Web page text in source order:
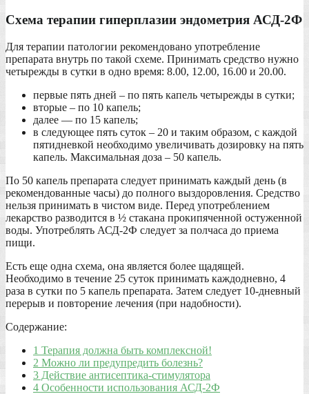
Схема терапии гиперплазии эндометрия АСД-2Ф
Для терапии патологии рекомендовано употребление
препарата внутрь по такой схеме. Принимать средство нужно
четырежды в сутки в одно время: 8.00, 12.00, 16.00 и 20.00.
первые пять дней – по пять капель четырежды в сутки;
вторые – по 10 капель;
далее — по 15 капель;
в следующее пять суток – 20 и таким образом, с каждой
пятидневкой необходимо увеличивать дозировку на пять
капель. Максимальная доза – 50 капель.
По 50 капель препарата следует принимать каждый день (в
рекомендованные часы) до полного выздоровления. Средство
нельзя принимать в чистом виде. Перед употреблением
лекарство разводится в ½ стакана прокипяченной остуженной
воды. Употреблять АСД-2Ф следует за полчаса до приема
пищи.
Есть еще одна схема, она является более щадящей.
Необходимо в течение 25 суток принимать каждодневно, 4
раза в сутки по 5 капель препарата. Затем следует 10-дневный
перерыв и повторение лечения (при надобности).
Содержание:
1 Терапия должна быть комплексной!
2 Можно ли предупредить болезнь?
3 Действие антисептика-стимулятора
4 Особенности использования АСД-2Ф